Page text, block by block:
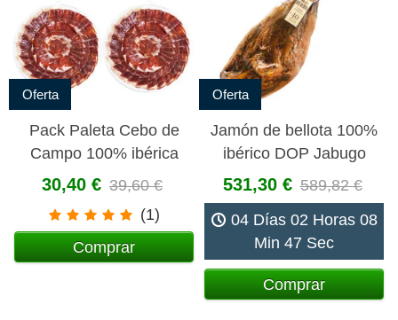
Oferta
Pack Paleta Cebo de
Campo 100% ibérica
loncheado 100 gr
30,40 € 39,60 €
(1)
Comprar
Oferta
Jamón de bellota 100%
ibérico DOP Jabugo
Gran Reserva Pedro
Enrique
531,30 € 589,82 €
04 Días 02 Horas 08
Min 46 Sec
Comprar